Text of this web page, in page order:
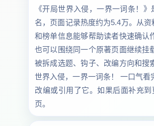
《开局世界入侵，一界一词条！
名，页面记录热度约为5.4万。从
和榜单信息能够帮助读者快速确认
也可以围绕同一个原著页面继续挂
被拆成选题、钩子、改编方向和搜
世界入侵，一界一词条！ 一口气
改编或引用了它。如果后面补充
页。